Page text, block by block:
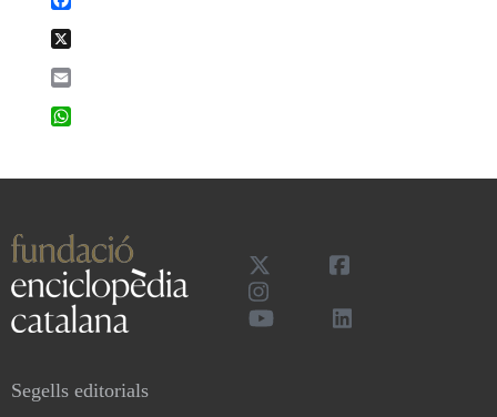
Segells editorials